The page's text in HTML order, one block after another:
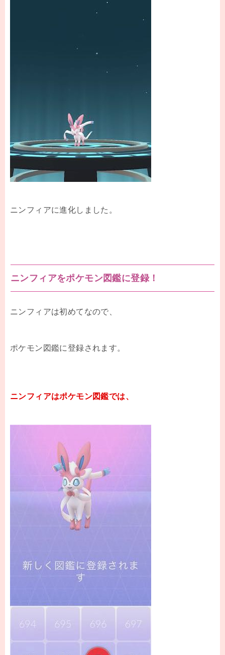
ニンフィアに進化しました。
ニンフィアをポケモン図鑑に登録！
ニンフィアは初めてなので、
ポケモン図鑑に登録されます。
ニンフィアはポケモン図鑑では、